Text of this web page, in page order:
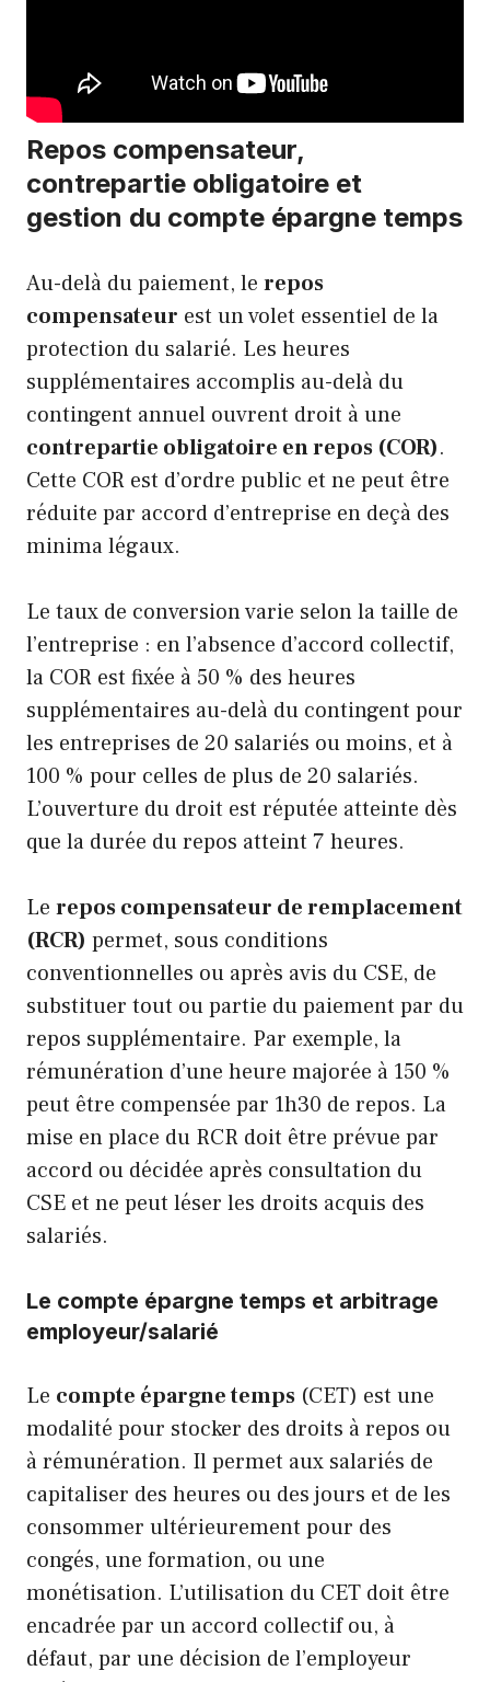
Repos compensateur,
contrepartie obligatoire et
gestion du compte épargne temps
Au-delà du paiement, le repos
compensateur est un volet essentiel de la
protection du salarié. Les heures
supplémentaires accomplis au-delà du
contingent annuel ouvrent droit à une
contrepartie obligatoire en repos (COR).
Cette COR est d’ordre public et ne peut être
réduite par accord d’entreprise en deçà des
minima légaux.
Le taux de conversion varie selon la taille de
l’entreprise : en l’absence d’accord collectif,
la COR est fixée à 50 % des heures
supplémentaires au-delà du contingent pour
les entreprises de 20 salariés ou moins, et à
100 % pour celles de plus de 20 salariés.
L’ouverture du droit est réputée atteinte dès
que la durée du repos atteint 7 heures.
Le repos compensateur de remplacement
(RCR) permet, sous conditions
conventionnelles ou après avis du CSE, de
substituer tout ou partie du paiement par du
repos supplémentaire. Par exemple, la
rémunération d’une heure majorée à 150 %
peut être compensée par 1h30 de repos. La
mise en place du RCR doit être prévue par
accord ou décidée après consultation du
CSE et ne peut léser les droits acquis des
salariés.
Le compte épargne temps et arbitrage
employeur/salarié
Le compte épargne temps (CET) est une
modalité pour stocker des droits à repos ou
à rémunération. Il permet aux salariés de
capitaliser des heures ou des jours et de les
consommer ultérieurement pour des
congés, une formation, ou une
monétisation. L’utilisation du CET doit être
encadrée par un accord collectif ou, à
défaut, par une décision de l’employeur